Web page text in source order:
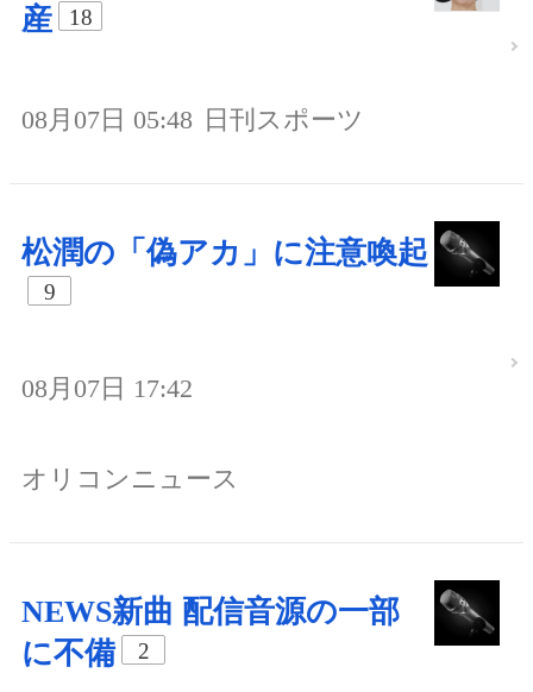
産
18
08月07日 05:48 日刊スポーツ
松潤の「偽アカ」に注意喚起
9
08月07日 17:42
オリコンニュース
NEWS新曲 配信音源の一部
に不備
2